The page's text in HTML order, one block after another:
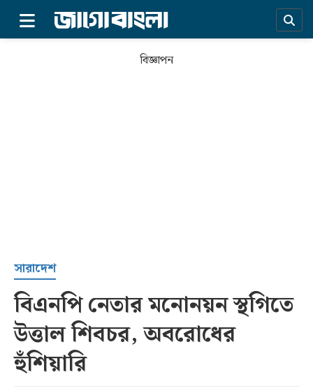
সর্বশেষ
সব
বিভাগ
বিজ্ঞাপন
সারাদেশ
বিএনপি নেতার মনোনয়ন স্থগিতে
উত্তাল শিবচর, অবরোধের
হুঁশিয়ারি